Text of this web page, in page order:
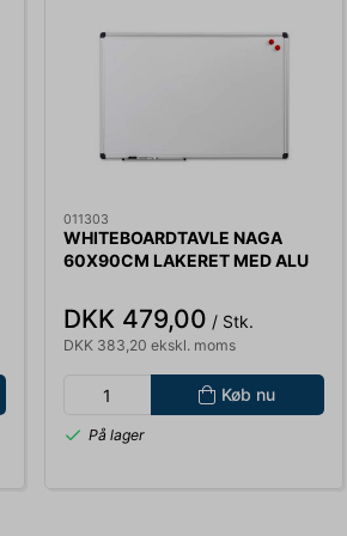
011303
WHITEBOARDTAVLE NAGA
60X90CM LAKERET MED ALU
PENNEHYLDE, 1 MARKER OG 2
MAGNET.
DKK 479,00 / Stk.
DKK 383,20 ekskl. moms
Køb nu
På lager